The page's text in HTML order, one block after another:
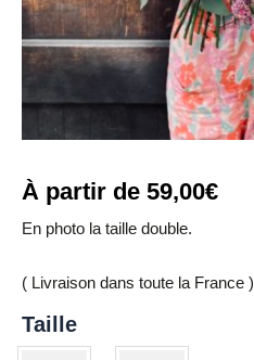
À partir de 59,00€
En photo la taille double.
( Livraison dans toute la France )
Taille